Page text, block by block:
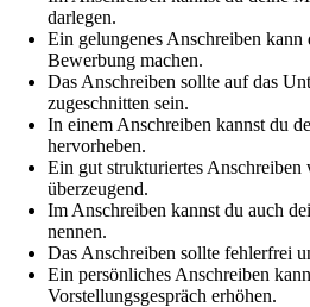
darlegen.
Ein gelungenes Anschreiben
Bewerbung machen.
Das Anschreiben sollte auf das
zugeschnitten sein.
In einem Anschreiben kannst du
hervorheben.
Ein gut strukturiertes
überzeugend.
Im Anschreiben kannst du auch
nennen.
Das Anschreiben sollte fehlerfrei
Ein persönliches Anschreiben
Vorstellungsgespräch erhöhen.